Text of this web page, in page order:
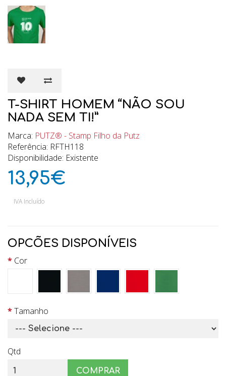
T-SHIRT HOMEM “NÃO SOU
NADA SEM TI!”
Marca: PUTZ® - Stamp Filho da Putz
Referência: RFTH118
Disponibilidade: Existente
13,95€
IVA Incluído
OPCÕES DISPONÍVEIS
Cor
Tamanho
Qtd
COMPRAR